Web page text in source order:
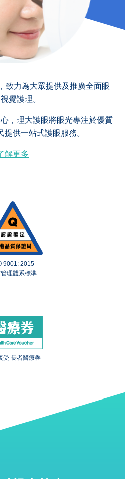
致力為大眾提供及推廣全面眼
覺護理。
，理大護眼將眼光專注於優質
提供一站式護眼服務。
解更多
9001: 2015
理體系標準
受 長者醫療券